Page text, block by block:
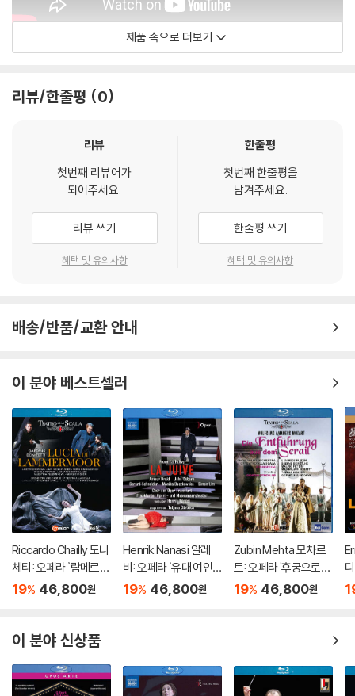
제품 속으로 더보기
리뷰/한줄평 0
리뷰
첫번째 리뷰어가
되어주세요.
리뷰 쓰기
혜택 및 유의사항
한줄평
첫번째 한줄평을
남겨주세요.
한줄평 쓰기
혜택 및 유의사항
배송/반품/교환 안내
이 분야 베스트셀러
Riccardo Chailly 도니
체티: 오페라 `람메르모
르의 루치아` (Donizet
19% 46,800원
Henrik Nanasi 알레
비: 오페라 `유대 여인`
(Halevy: Opera `La J
19% 46,800원
Zubin Mehta 모차르
트: 오페라 '후궁으로부
터의 탈출' (Mozart: Di
19% 46,800원
이 분야 신상품